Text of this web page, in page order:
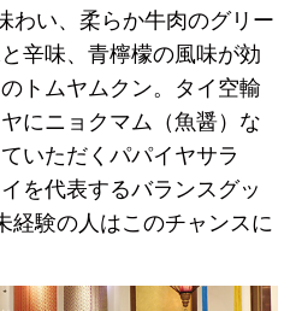
わい、柔らか牛肉のグリー
辛味、青檸檬の風味が効
トムヤムクン。タイ空輸
にニョクマム（魚醤）な
いただくパパイヤサラ
を代表するバランスグッ
経験の人はこのチャンスに